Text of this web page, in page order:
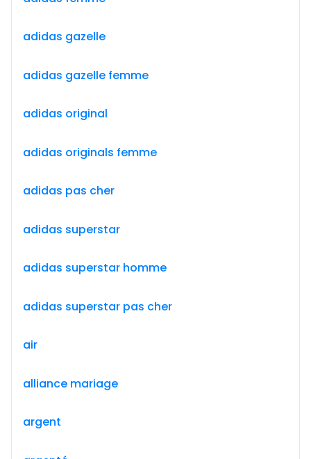
adidas gazelle
adidas gazelle femme
adidas original
adidas originals femme
adidas pas cher
adidas superstar
adidas superstar homme
adidas superstar pas cher
air
alliance mariage
argent